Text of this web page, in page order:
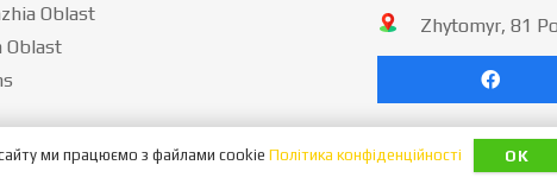
Oblast
Oblast
Zhytomyr, 81
ми працюємо з файлами cookieПолітика конфіденційності OK